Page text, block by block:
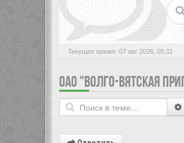
Текущее время: 07 авг 2026, 05:11
ОАО "ВОЛГО-ВЯТСКАЯ